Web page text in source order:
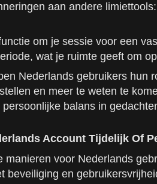
aan andere
om je sessie voor een
wat je ruimte geeft om
Nederlands gebruikers hun
en meer te weten te
balans in
Account Tijdelijk Of
manieren voor Nederlands
beveiliging en